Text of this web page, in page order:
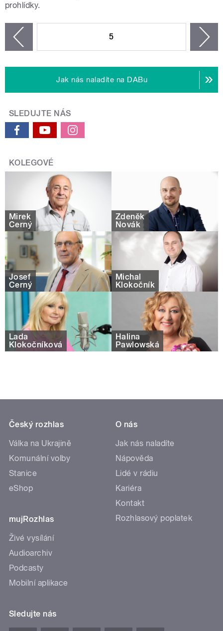
prohlídky.
5
Jak nás naladíte na DABu
SLEDUJTE NÁS
KOLEGOVÉ
Mirek
Černý
Zdeněk
Novák
Josef
Černý
Michal
Klokočník
Lada
Klokočníková
Halina
Pawlowská
Český rozhlas
Válka na Ukrajině
Komunální volby
Stanice
eShop
mujRozhlas
Živé vysílání
Audioarchiv
Podcasty
Mobilní aplikace
O nás
Jak nás naladíte
Nápověda
Lidé v rádiu
Kariéra
Kontakt
Rozhlasový poplatek
Sledujte nás